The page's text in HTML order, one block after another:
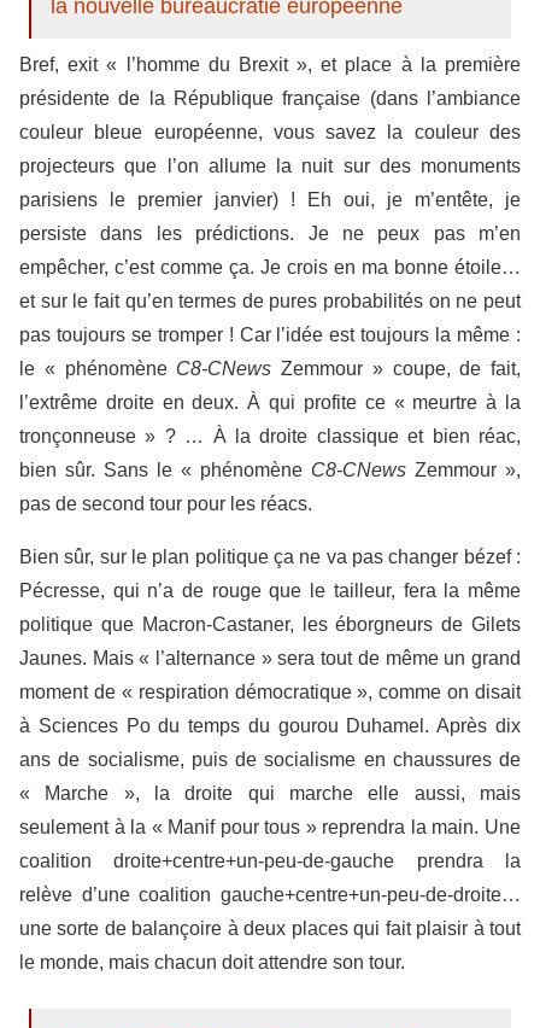
la nouvelle bureaucratie européenne
Bref, exit « l’homme du Brexit », et place à la première
présidente de la République française (dans l’ambiance
couleur bleue européenne, vous savez la couleur des
projecteurs que l’on allume la nuit sur des monuments
parisiens le premier janvier) ! Eh oui, je m’entête, je
persiste dans les prédictions. Je ne peux pas m’en
empêcher, c’est comme ça. Je crois en ma bonne étoile…
et sur le fait qu’en termes de pures probabilités on ne peut
pas toujours se tromper ! Car l’idée est toujours la même :
le « phénomène C8-CNews Zemmour » coupe, de fait,
l’extrême droite en deux. À qui profite ce « meurtre à la
tronçonneuse » ? … À la droite classique et bien réac,
bien sûr. Sans le « phénomène C8-CNews Zemmour »,
pas de second tour pour les réacs.
Bien sûr, sur le plan politique ça ne va pas changer bézef :
Pécresse, qui n’a de rouge que le tailleur, fera la même
politique que Macron-Castaner, les éborgneurs de Gilets
Jaunes. Mais « l’alternance » sera tout de même un grand
moment de « respiration démocratique », comme on disait
à Sciences Po du temps du gourou Duhamel. Après dix
ans de socialisme, puis de socialisme en chaussures de
« Marche », la droite qui marche elle aussi, mais
seulement à la « Manif pour tous » reprendra la main. Une
coalition droite+centre+un-peu-de-gauche prendra la
relève d’une coalition gauche+centre+un-peu-de-droite…
une sorte de balançoire à deux places qui fait plaisir à tout
le monde, mais chacun doit attendre son tour.